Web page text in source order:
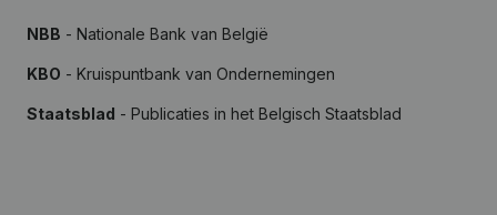
NBB - Nationale Bank van België
KBO - Kruispuntbank van Ondernemingen
Staatsblad - Publicaties in het Belgisch Staatsblad